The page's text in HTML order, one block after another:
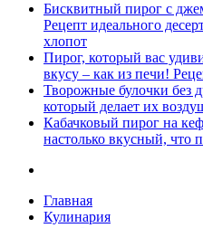
Бисквитный пирог с
Рецепт идеального
хлопот
Пирог, который вас
вкусу – как из печи!
Творожные булочки без
который делает их
Кабачковый пирог на
настолько вкусный, что
Главная
Кулинария